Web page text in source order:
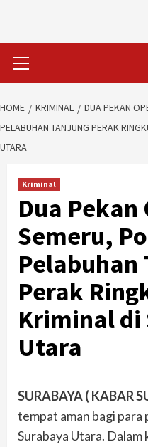
Menu
HOME KRIMINAL
DUA PEKAN
PELABUHAN TANJUNG PERAK
UTARA
Kriminal
Dua
Semeru,
Pelabuhan
Perak
Kriminal di
Utara
SURABAYA ( KABAR
tempat aman bagi para
Surabaya Utara.